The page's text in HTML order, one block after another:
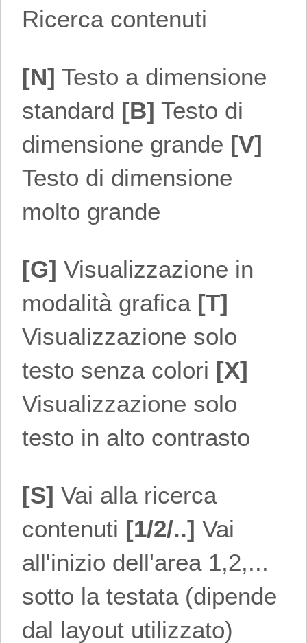
Ricerca contenuti
[N] Testo a dimensione
standard [B] Testo di
dimensione grande [V]
Testo di dimensione
molto grande
[G] Visualizzazione in
modalità grafica [T]
Visualizzazione solo
testo senza colori [X]
Visualizzazione solo
testo in alto contrasto
[S] Vai alla ricerca
contenuti [1/2/..] Vai
all'inizio dell'area 1,2,...
sotto la testata (dipende
dal layout utilizzato)